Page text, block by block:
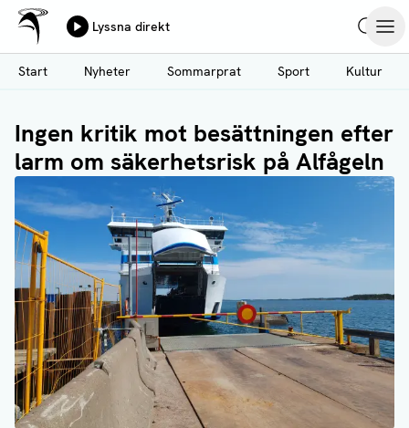
Hoppa
till
huvudinnehåll
Ålands Radio & TV
Lyssna direkt
Start
Nyheter Sommarprat Sport Kultur
Ingen kritik mot besättningen efter
larm om säkerhetsrisk på Alfågeln